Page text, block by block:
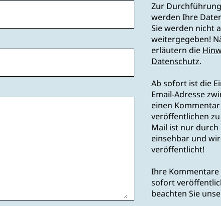
Zur
werden Ihre
Sie werden nicht
weitergegeben!
erläutern die
Datenschutz.
Ab sofort ist die
Email-Adresse
einen Kommentar
veröffentlichen
Mail ist nur durch
einsehbar und
veröffentlicht!
Ihre
sofort
beachten Sie